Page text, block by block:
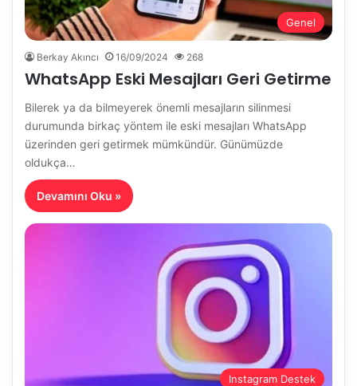
Genel
Berkay Akıncı 16/09/2024 268
WhatsApp Eski Mesajları Geri Getirme
Bilerek ya da bilmeyerek önemli mesajların silinmesi
durumunda birkaç yöntem ile eski mesajları WhatsApp
üzerinden geri getirmek mümkündür. Günümüzde
oldukça…
Devamını Oku »
Instagram Destek